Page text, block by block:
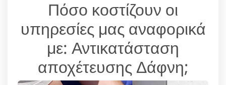
Πόσο κοστίζουν οι
υπηρεσίες μας αναφορικά
με: Αντικατάσταση
αποχέτευσης Δάφνη;